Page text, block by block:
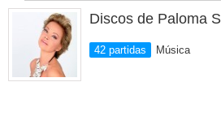
Discos de Paloma
42 partidas Música